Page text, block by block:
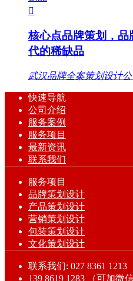

核心点品牌策划，
代的稀缺品
武汉品牌全案策划设计
快速导航
公司介绍
服务案例
服务项目
最新资讯
联系我们
服务项目
品牌策划设计
产品策划设计
营销策划设计
包装策划设计
文化策划设计
联系我们: 027 8361 1213
139 8619 1283 （可加微信